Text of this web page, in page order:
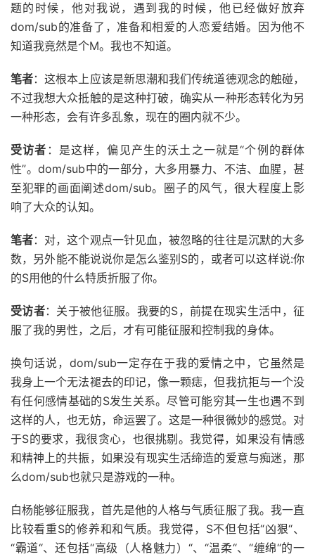
题的时候，他对我说，遇到我的时候，他已经做好放弃
dom/sub的准备了，准备和相爱的人恋爱结婚。因为他不
知道我竟然是个M。我也不知道。
笔者：这根本上应该是新思潮和我们传统道德观念的触碰，
不过我想大众抵触的是这种打破，确实从一种形态转化为另
一种形态，会有许多乱象，现在的圈内就不少。
受访者 ：是这样，偏见产生的沃土之一就是“个例的群体
性”。dom/sub中的一部分，大多用暴力、不洁、血腥，甚
至犯罪的画面阐述dom/sub。圈子的风气，很大程度上影
响了大众的认知。
笔者：对，这个观点一针见血，被忽略的往往是沉默的大多
数，另外能不能说说你是怎么鉴别S的，或者可以这样说:你
的S用他的什么特质折服了你。
受访者：关于被他征服。我要的S，前提在现实生活中，征
服了我的男性，之后，才有可能征服和控制我的身体。
换句话说，dom/sub一定存在于我的爱情之中，它虽然是
我身上一个无法褪去的印记，像一颗痣，但我抗拒与一个没
有任何感情基础的S发生关系。尽管可能穷其一生也遇不到
这样的人，也无妨，命运罢了。这是一种很微妙的感觉。对
于S的要求，我很贪心，也很挑剔。我觉得，如果没有情感
和精神上的共振，如果没有现实生活缔造的爱意与痴迷，那
么dom/sub也就只是游戏的一种。
白杨能够征服我，首先是他的人格与气质征服了我。我一直
比较看重S的修养和和气质。我觉得，S不但包括“凶狠“、
“霸道“、还包括“高级（人格魅力）“、“温柔“、“缠绵“的一